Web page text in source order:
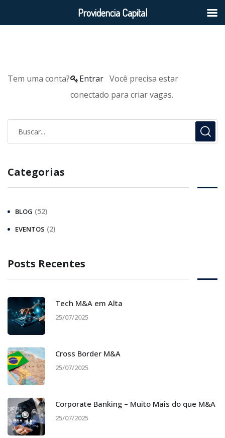
Tem uma conta? Entrar Você precisa estar
conectado para criar vagas.
Categorias
BLOG (52)
EVENTOS (2)
Posts Recentes
Tech M&A em Alta
25/07/2025
Cross Border M&A
25/07/2025
Corporate Banking – Muito Mais do que M&A
25/07/2025
Providencia Capital